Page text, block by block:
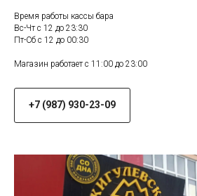
Время работы кассы бара
Вс-Чт с 12 до 23:30
Пт-Сб с 12 до 00:30
Магазин работает с 11:00 до 23:00
+7 (987) 930-23-09